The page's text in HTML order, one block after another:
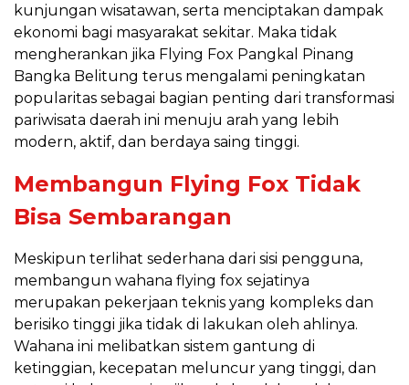
kunjungan wisatawan, serta menciptakan dampak
ekonomi bagi masyarakat sekitar. Maka tidak
mengherankan jika Flying Fox Pangkal Pinang
Bangka Belitung terus mengalami peningkatan
popularitas sebagai bagian penting dari transformasi
pariwisata daerah ini menuju arah yang lebih
modern, aktif, dan berdaya saing tinggi.
Membangun Flying Fox Tidak
Bisa Sembarangan
Meskipun terlihat sederhana dari sisi pengguna,
membangun wahana flying fox sejatinya
merupakan pekerjaan teknis yang kompleks dan
berisiko tinggi jika tidak di lakukan oleh ahlinya.
Wahana ini melibatkan sistem gantung di
ketinggian, kecepatan meluncur yang tinggi, dan